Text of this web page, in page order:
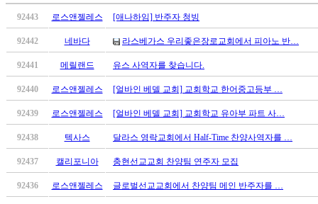
만
은
꼴
밍
넷
92443 로스앤젤레스 [애나하임] 반주자 청빙
92442 네바다 라스베가스 우리좋은장로교회에서 피아노 반…
92441 메릴랜드 유스 사역자를 찾습니다.
92440 로스앤젤레스 [얼바인 베델 교회] 교회학교 한어중고등부 …
92439 로스앤젤레스 [얼바인 베델 교회] 교회학교 유아부 파트 사…
92438 텍사스 달라스 영락교회에서 Half-Time 찬양사역자를 …
92437 캘리포니아 충현선교교회 찬양팀 연주자 모집
92436 로스앤젤레스 글로벌선교교회에서 찬양팀 메인 반주자를 …